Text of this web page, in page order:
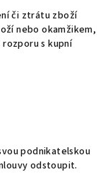
či ztrátu zboží
nebo okamžikem,
s kupní
podnikatelskou
odstoupit.